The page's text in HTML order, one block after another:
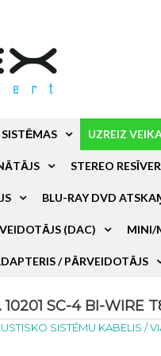
UZREIZ
STEREO
BLU-RAY DVD
(DAC) MINI/
/ PĀRVEIDOTĀJS
SC-4 BI-WIRE
SISTĒMU KABELIS /